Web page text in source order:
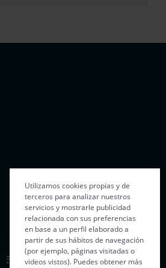
Utilizamos cookies propias y de
terceros para analizar nuestros
servicios y mostrarle publicidad
relacionada con sus preferencias
en base a un perfil elaborado a
partir de sus hábitos de navegación
(por ejemplo, páginas visitadas o
videos vistos). Puedes obtener más